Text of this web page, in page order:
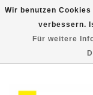
NEW
Wir benutzen
verbessern.
Für weitere